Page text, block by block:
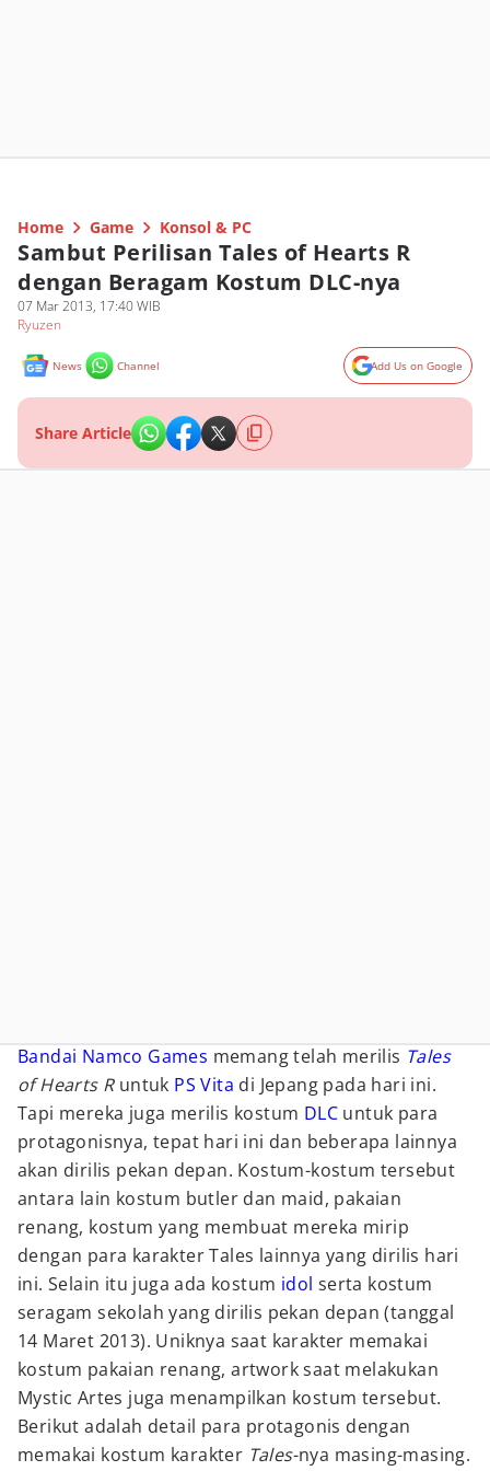
Home Game Konsol & PC
Sambut Perilisan Tales of Hearts R
dengan Beragam Kostum DLC-nya
07 Mar 2013, 17:40 WIB
Ryuzen
News Channel Add Us on Google
Share Article
Bandai Namco Games memang telah merilis Tales
of Hearts Runtuk PS Vita di Jepang pada hari ini.
Tapi mereka juga merilis kostum DLC untuk para
protagonisnya, tepat hari ini dan beberapa lainnya
akan dirilis pekan depan. Kostum-kostum tersebut
antara lain kostum butler dan maid, pakaian
renang, kostum yang membuat mereka mirip
dengan para karakter Tales lainnya yang dirilis hari
ini. Selain itu juga ada kostum idol serta kostum
seragam sekolah yang dirilis pekan depan (tanggal
14 Maret 2013). Uniknya saat karakter memakai
kostum pakaian renang, artwork saat melakukan
Mystic Artes juga menampilkan kostum tersebut.
Berikut adalah detail para protagonis dengan
memakai kostum karakter Tales-nya masing-masing.